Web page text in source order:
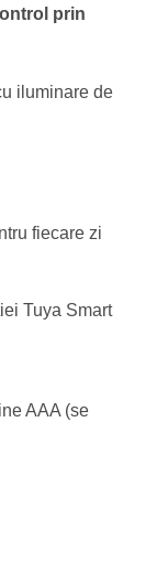
prin
iluminare de
fiecare zi
Tuya Smart
AAA (se